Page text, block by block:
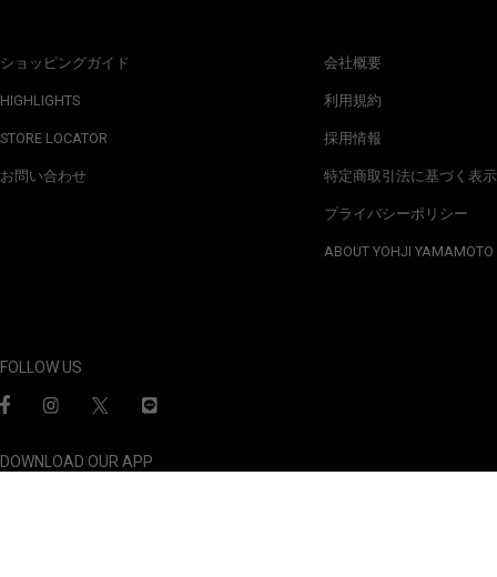
ショッピングガイド
HIGHLIGHTS
STORE LOCATOR
お問い合わせ
会社概要
利用規約
採用情報
特定商取引法に基づく表示
プライバシーポリシー
ABOUT YOHJI YAMAMOTO
FOLLOW US
DOWNLOAD OUR APP